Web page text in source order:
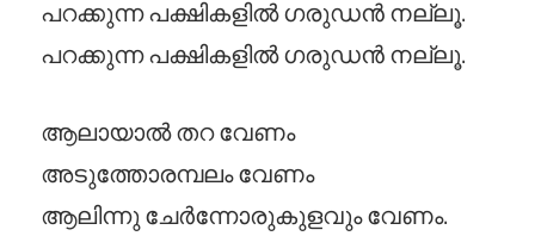
പറക്കുന്ന പക്ഷികളിൽ ഗരുഡൻ നല്ലൂ.
പറക്കുന്ന പക്ഷികളിൽ ഗരുഡൻ നല്ലൂ.
ആലായാൽ തറ വേണം
അടുത്തോരമ്പലം വേണം
ആലിന്നു ചേർന്നോരുകുളവും വേണം.